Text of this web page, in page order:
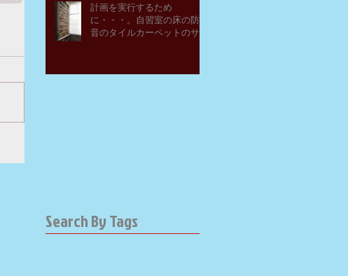
計画を実行するため
に・・・。自習室の床の防
音のタイルカーペットのサ
Search By Tags